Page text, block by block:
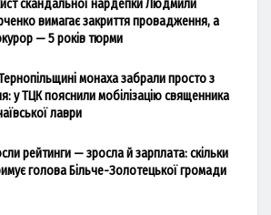
скандальної нардепки Людмили
вимагає закриття провадження, а
— 5 років тюрми
монаха забрали просто з
у ТЦК пояснили мобілізацію священника
лаври
рейтинги — зросла й зарплата: скільки
голова Більче-Золотецької громади